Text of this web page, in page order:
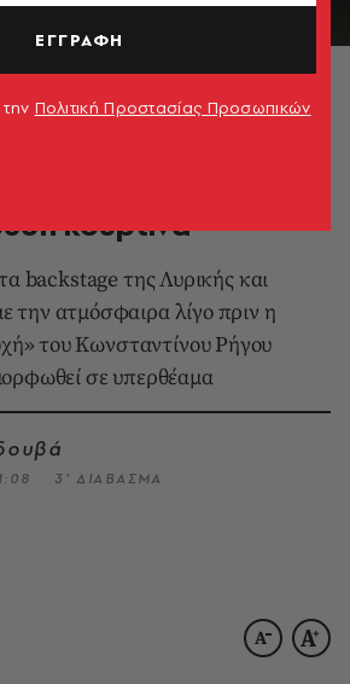
κουρτίνα
backstage της Λυρικής και
την ατμόσφαιρα λίγο πριν η
του Κωνσταντίνου Ρήγου
σε υπερθέαμα
3’ ΔΙΑΒΑΣΜΑ
ΕΓΓΡΑΦΗ
Πολιτική Προστασίας Προσωπικών